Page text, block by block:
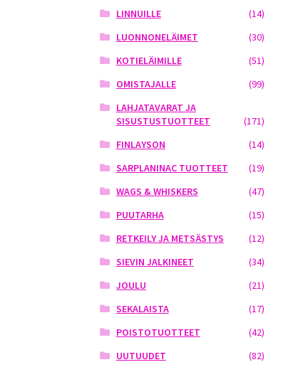
LINNUILLE
(14)
LUONNONELÄIMET
(30)
KOTIELÄIMILLE
(51)
OMISTAJALLE
(99)
LAHJATAVARAT JA
SISUSTUSTUOTTEET
(171)
FINLAYSON
(14)
SARPLANINAC TUOTTEET
(19)
WAGS & WHISKERS
(47)
PUUTARHA
(15)
RETKEILY JA METSÄSTYS
(12)
SIEVIN JALKINEET
(34)
JOULU
(21)
SEKALAISTA
(17)
POISTOTUOTTEET
(42)
UUTUUDET
(82)